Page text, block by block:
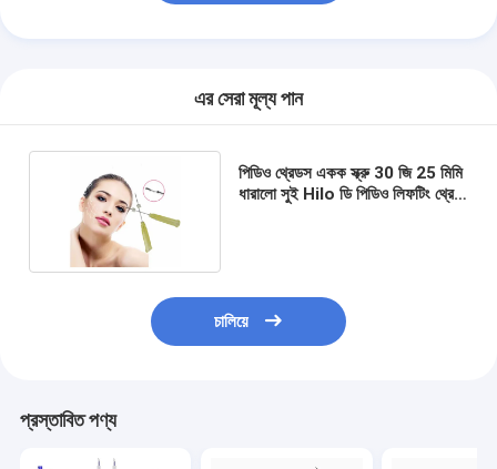
এর সেরা মূল্য পান
পিডিও থ্রেডস একক স্ক্রু 30 জি 25 মিমি
ধারালো সুই Hilo ডি পিডিও লিফটিং থ্রেড
চালিয়ে
প্রস্তাবিত পণ্য